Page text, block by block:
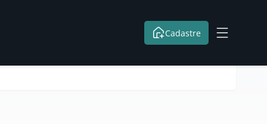
Cadastre